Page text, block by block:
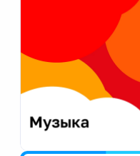
Екатеринбург
Калининград
Калуга